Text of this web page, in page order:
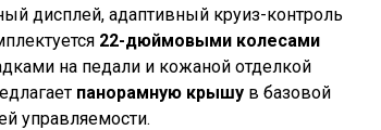
дисплей, адаптивный круиз-контроль
22-дюймовыми колесами
на педали и кожаной отделкой
панорамную крышу в базовой
управляемости.